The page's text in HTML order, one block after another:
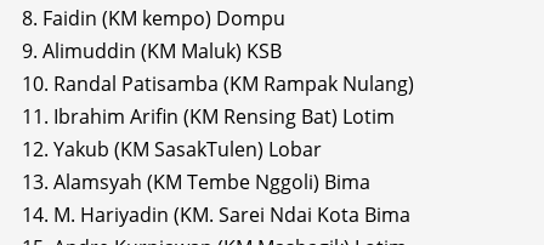
8. Faidin (KM kempo) Dompu
9. Alimuddin (KM Maluk) KSB
10. Randal Patisamba (KM Rampak Nulang)
11. Ibrahim Arifin (KM Rensing Bat) Lotim
12. Yakub (KM SasakTulen) Lobar
13. Alamsyah (KM Tembe Nggoli) Bima
14. M. Hariyadin (KM. Sarei Ndai Kota Bima